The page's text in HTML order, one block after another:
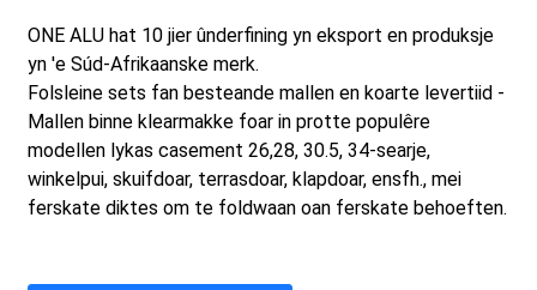
ONE ALU hat 10 jier ûnderfining yn eksport en produksje
yn 'e Súd-Afrikaanske merk.
Folsleine sets fan besteande mallen en koarte levertiid -
Mallen binne klearmakke foar in protte populêre
modellen lykas casement 26,28, 30.5, 34-searje,
winkelpui, skuifdoar, terrasdoar, klapdoar, ensfh., mei
ferskate diktes om te foldwaan oan ferskate behoeften.